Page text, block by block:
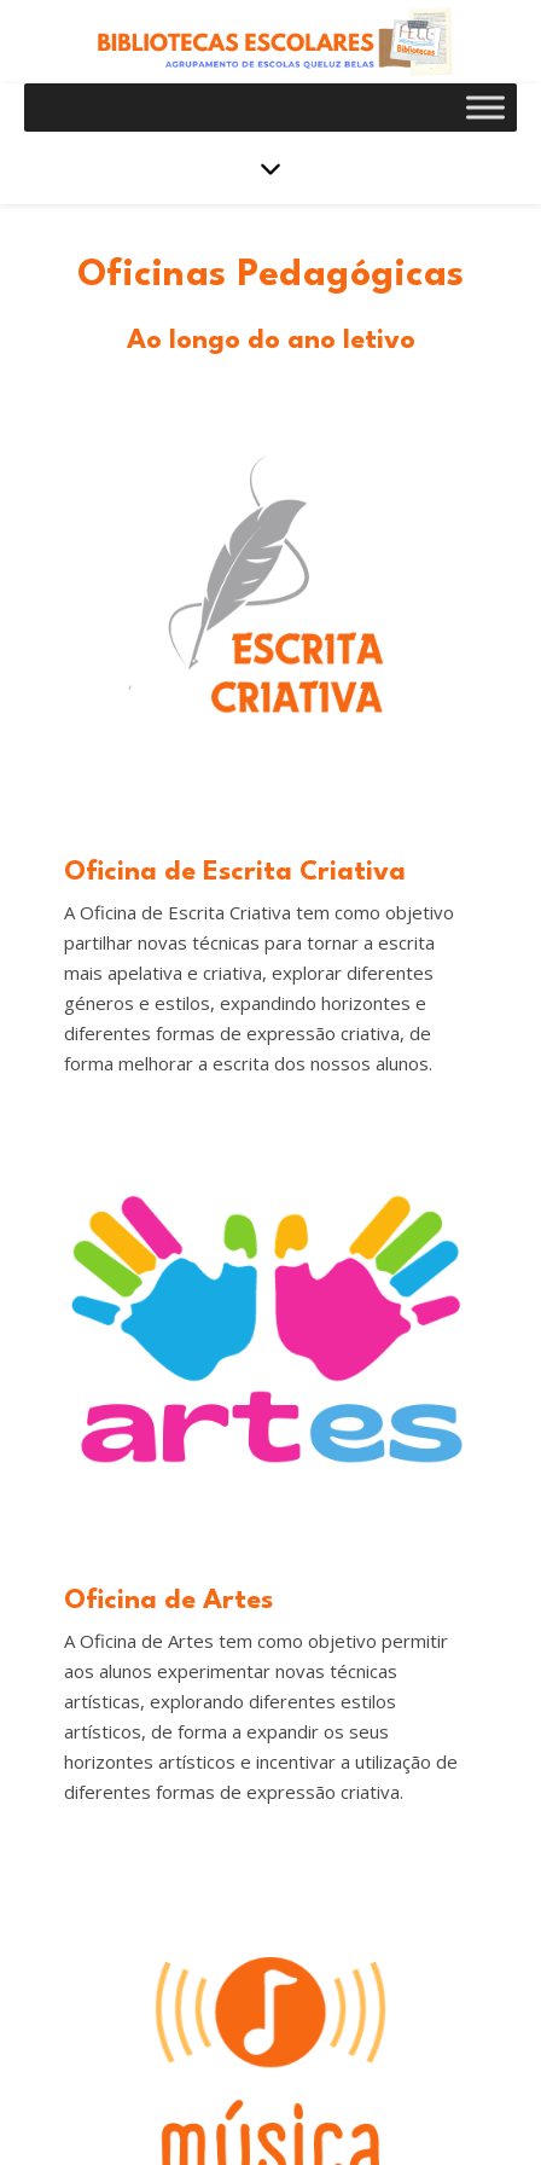
Oficinas Pedagógicas
Ao longo do ano letivo
Oficina de Escrita Criativa
A Oficina de Escrita Criativa tem como objetivo
partilhar novas técnicas para tornar a escrita
mais apelativa e criativa, explorar diferentes
géneros e estilos, expandindo horizontes e
diferentes formas de expressão criativa, de
forma melhorar a escrita dos nossos alunos.
Oficina de Artes
A Oficina de Artes tem como objetivo permitir
aos alunos experimentar novas técnicas
artísticas, explorando diferentes estilos
artísticos, de forma a expandir os seus
horizontes artísticos e incentivar a utilização de
diferentes formas de expressão criativa.